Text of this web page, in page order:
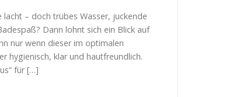
– doch trübes Wasser, juckende
Dann lohnt sich ein Blick auf
nur wenn dieser im optimalen
hygienisch, klar und hautfreundlich.
für […]